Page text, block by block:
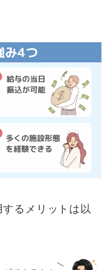
るメリットは以